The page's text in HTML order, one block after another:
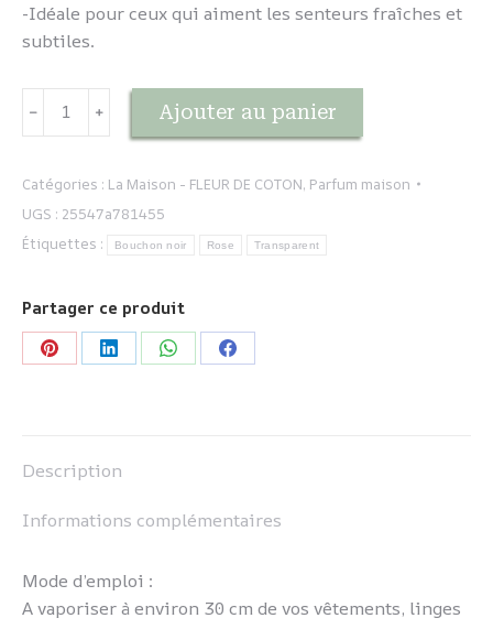
-Idéale pour ceux qui aiment les senteurs fraîches et
subtiles.
quantité
d'oreiller
Fleur
de
﹣ ﹢ Ajouter au panier
Catégories : La Maison - FLEUR DE COTON, Parfum maison
UGS : 25547a781455
Étiquettes :
Bouchon noir Rose Transparent
Partager ce produit
PartagerPartagerPartagerPartager
Description
Informations complémentaires
Mode d’emploi :
A vaporiser à environ 30 cm de vos vêtements, linges